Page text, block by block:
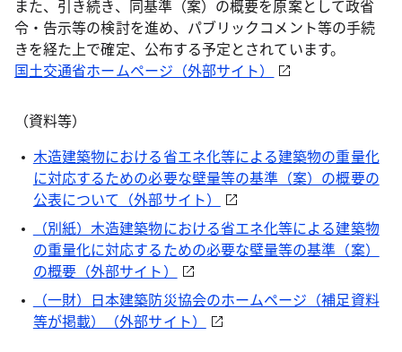
また、引き続き、同基準（案）の概要を原案として政省
令・告示等の検討を進め、パブリックコメント等の手続
きを経た上で確定、公布する予定とされています。
国土交通省ホームページ（外部サイト）
（資料等）
木造建築物における省エネ化等による建築物の重量化
に対応するための必要な壁量等の基準（案）の概要の
公表について（外部サイト）
（別紙）木造建築物における省エネ化等による建築物
の重量化に対応するための必要な壁量等の基準（案）
の概要（外部サイト）
（一財）日本建築防災協会のホームページ（補足資料
等が掲載）（外部サイト）